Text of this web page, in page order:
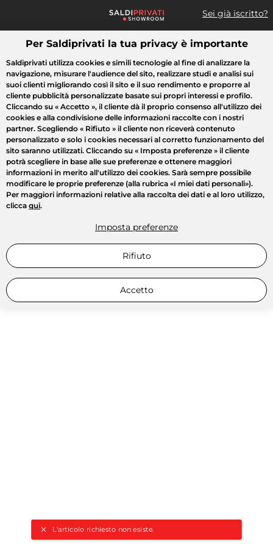
Sei già iscritto?
Cosa cerchi?
L'articolo richiesto non esiste.
Tutte le vendite Moda Casa Bellezza Elettrodomestici
Per Saldiprivati la tua privacy è importante
Saldiprivati utilizza cookies e simili tecnologie al fine di analizzare la
navigazione, misurare l'audience del sito, realizzare studi e analisi sui
suoi clienti migliorando così il sito e il suo rendimento e proporre al
cliente pubblicità personalizzate basate sui propri interessi e profilo.
Cliccando su « Accetto », il cliente dà il proprio consenso all'utilizzo dei
cookies e alla condivisione delle informazioni raccolte con i nostri
partner. Scegliendo « Rifiuto » il cliente non riceverà contenuto
personalizzato e solo i cookies necessari al corretto funzionamento del
sito saranno utilizzati. Cliccando su « Imposta preferenze » il cliente
potrà scegliere in base alle sue preferenze e ottenere maggiori
informazioni in merito all'utilizzo dei cookies. Sarà sempre possibile
modificare le proprie preferenze (alla rubrica «I miei dati personali»).
Per maggiori informazioni relative alla raccolta dei dati e al loro utilizzo,
clicca qui.
Imposta preferenze
Rifiuto
Accetto